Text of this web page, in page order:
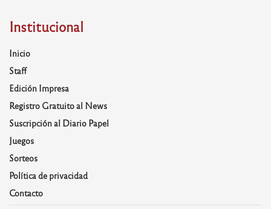
Institucional
Inicio
Staff
Edición Impresa
Registro Gratuito al News
Suscripción al Diario Papel
Juegos
Sorteos
Política de privacidad
Contacto